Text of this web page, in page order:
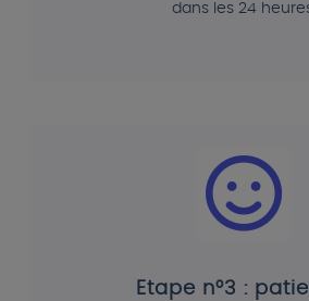
dans les 24
Etape n°3 :